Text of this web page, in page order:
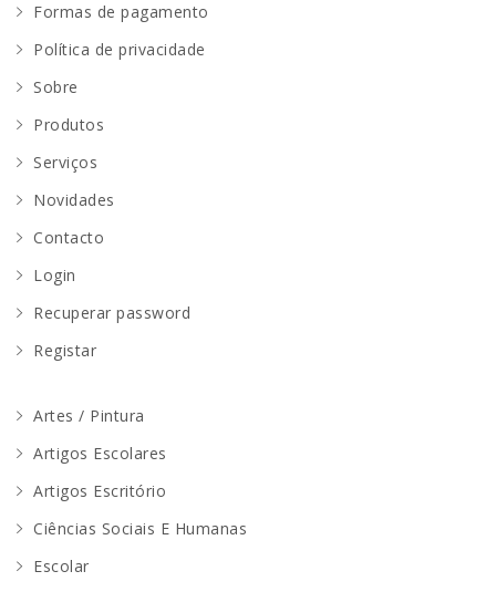
Formas de pagamento
Política de privacidade
Sobre
Produtos
Serviços
Novidades
Contacto
Login
Recuperar password
Registar
Artes / Pintura
Artigos Escolares
Artigos Escritório
Ciências Sociais E Humanas
Escolar